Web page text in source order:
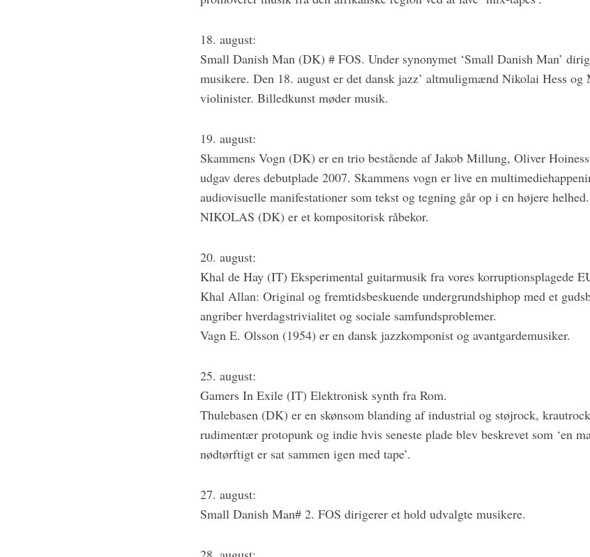
18. august:
Small Danish Man (DK) # FOS. Under synonymet ‘Small Danish Man’
musikere. Den 18. august er det dansk jazz’ altmuligmænd Nikolai Hess og
violinister. Billedkunst møder musik.
19. august:
Skammens Vogn (DK) er en trio bestående af Jakob Millung, Oliver
udgav deres debutplade 2007. Skammens vogn er live en
audiovisuelle manifestationer som tekst og tegning går op i en højere helhed.
NIKOLAS (DK) er et kompositorisk råbekor.
20. august:
Khal de Hay (IT) Eksperimental guitarmusik fra vores korruptionsplagede
Khal Allan: Original og fremtidsbeskuende undergrundshiphop med et
angriber hverdagstrivialitet og sociale samfundsproblemer.
Vagn E. Olsson (1954) er en dansk jazzkomponist og avantgardemusiker.
25. august:
Gamers In Exile (IT) Elektronisk synth fra Rom.
Thulebasen (DK) er en skønsom blanding af industrial og støjrock,
rudimentær protopunk og indie hvis seneste plade blev beskrevet som ‘en
nødtørftigt er sat sammen igen med tape’.
27. august:
Small Danish Man# 2. FOS dirigerer et hold udvalgte musikere.